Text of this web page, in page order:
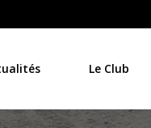
Le Club